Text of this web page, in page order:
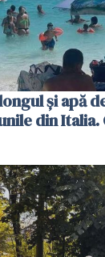
și apă
din Italia.